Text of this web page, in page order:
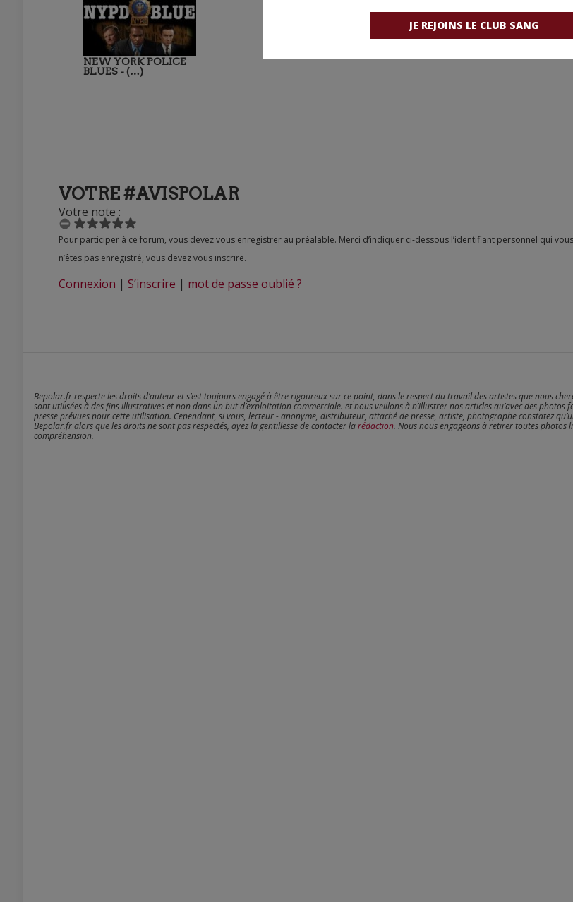
JE REJOINS LE CLUB SANG
NEW YORK POLICE
BLUES - (…)
VOTRE #AVISPOLAR
Votre note :
Pour participer à ce forum, vous devez vous enregistrer au préalable. Merci d’indiquer ci-dessous l’identifiant personnel qui vous a été fourni. Si vous
n’êtes pas enregistré, vous devez vous inscrire.
Connexion | S’inscrire | mot de passe oublié ?
Bepolar.fr respecte les droits d’auteur et s’est toujours engagé à être rigoureux sur ce point, dans le respect du travail des artistes que nous
sont utilisées à des fins illustratives et non dans un but d’exploitation commerciale. et nous veillons à n’illustrer nos articles qu’avec des photos
presse prévues pour cette utilisation. Cependant, si vous, lecteur - anonyme, distributeur, attaché de presse, artiste, photographe constatez
Bepolar.fr alors que les droits ne sont pas respectés, ayez la gentillesse de contacter larédaction. Nous nous engageons à retirer toutes photos
compréhension.